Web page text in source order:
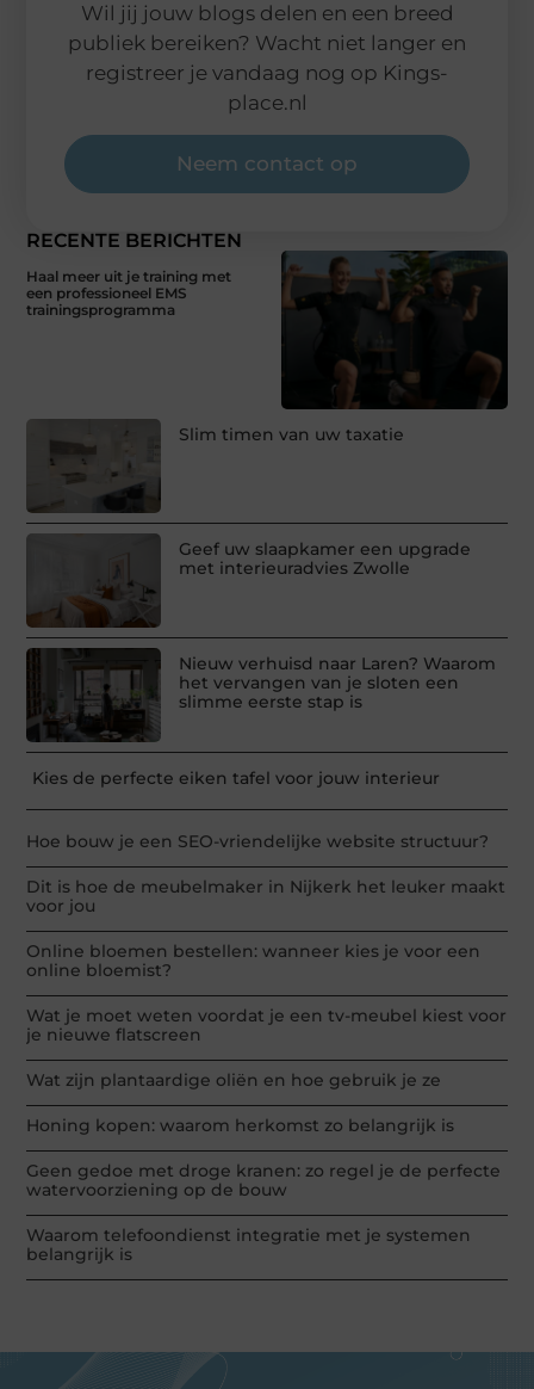
RECENTE BERICHTEN
Haal meer uit je training met
een professioneel EMS
trainingsprogramma
Slim timen van uw taxatie
Geef uw slaapkamer een upgrade
met interieuradvies Zwolle
Nieuw verhuisd naar Laren? Waarom
het vervangen van je sloten een
slimme eerste stap is
Kies de perfecte eiken tafel voor jouw interieur
Hoe bouw je een SEO-vriendelijke website structuur?
Dit is hoe de meubelmaker in Nijkerk het leuker maakt
voor jou
Online bloemen bestellen: wanneer kies je voor een
online bloemist?
Wat je moet weten voordat je een tv-meubel kiest voor
je nieuwe flatscreen
Wat zijn plantaardige oliën en hoe gebruik je ze
Honing kopen: waarom herkomst zo belangrijk is
Geen gedoe met droge kranen: zo regel je de perfecte
watervoorziening op de bouw
Waarom telefoondienst integratie met je systemen
belangrijk is
Wil jij jouw blogs delen en een breed
publiek bereiken? Wacht niet langer en
registreer je vandaag nog op Kings-
place.nl
Neem contact op